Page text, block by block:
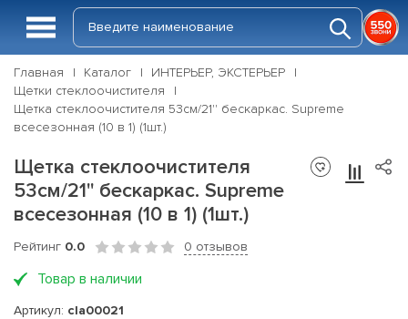
Главная Каталог
ИНТЕРЬЕР, ЭКСТЕРЬЕР
Щетки стеклоочистителя
Щетка стеклоочистителя 53см/21'' бескаркас. Supreme
всесезонная (10 в 1) (1шт.)
Щетка стеклоочистителя
53см/21'' бескаркас. Supreme
всесезонная (10 в 1) (1шт.)
Рейтинг 0.0 0 отзывов
Товар в наличии
Артикул: cla00021